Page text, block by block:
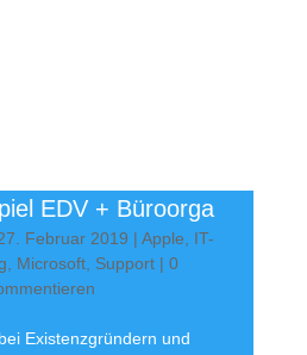
EDV + Büroorga
Februar 2019 |Apple, IT-
, Microsoft, Support | 0
Existenzgründern und